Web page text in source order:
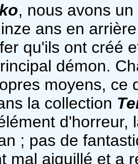
, nous avons
ans en
qu'ils ont créé
démon.
moyens, ce
la collection
d'horreur,
; pas de
mal aiguillé et a